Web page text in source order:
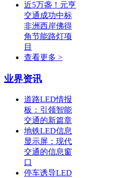
近5万盏！元亨
交通成功中标
非洲西岸佛得
角节能路灯项
目
查看更多 >
业界资讯
道路LED情报
板：引领智能
交通的新篇章
地铁LED信息
显示屏：现代
交通的信息窗
口
停车诱导LED